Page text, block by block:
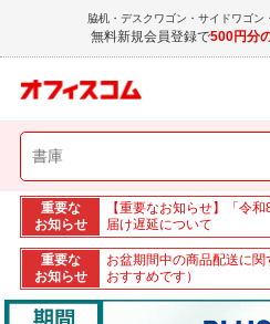
脇机・デスクワゴン・サイドワゴン
無料新規会員登録で500円分
重要な
お知らせ
【重要なお知らせ】「令
届け遅延について
重要な
お知らせ
お盆期間中の商品配送に
おすすめです）